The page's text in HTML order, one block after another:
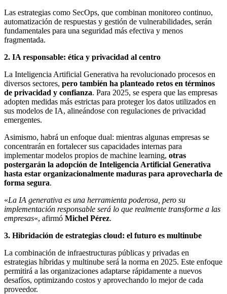
Las estrategias como SecOps, que combinan monitoreo continuo,
automatización de respuestas y gestión de vulnerabilidades, serán
fundamentales para una seguridad más efectiva y menos
fragmentada.
2. IA responsable: ética y privacidad al centro
La Inteligencia Artificial Generativa ha revolucionado procesos en
diversos sectores, pero también ha planteado retos en términos
de privacidad y confianza. Para 2025, se espera que las empresas
adopten medidas más estrictas para proteger los datos utilizados en
sus modelos de IA, alineándose con regulaciones de privacidad
emergentes.
Asimismo, habrá un enfoque dual: mientras algunas empresas se
concentrarán en fortalecer sus capacidades internas para
implementar modelos propios de machine learning, otras
postergarán la adopción de Inteligencia Artificial Generativa
hasta estar organizacionalmente maduras para aprovecharla de
forma segura.
«La IA generativa es una herramienta poderosa, pero su
implementación responsable será lo que realmente transforme a las
empresas«, afirmó Michel Pérez.
3. Hibridación de estrategias cloud: el futuro es multinube
La combinación de infraestructuras públicas y privadas en
estrategias híbridas y multinube será la norma en 2025. Este enfoque
permitirá a las organizaciones adaptarse rápidamente a nuevos
desafíos, optimizando costos y aprovechando lo mejor de cada
proveedor.